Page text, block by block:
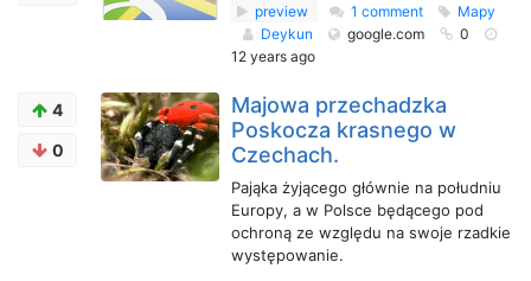
preview 1 comment
Mapy
Deykun
google.com
0
12 years ago
4
0
Majowa przechadzka
Poskocza krasnego w
Czechach.
Pająka żyjącego głównie na południu
Europy, a w Polsce będącego pod
ochroną ze względu na swoje rzadkie
występowanie.